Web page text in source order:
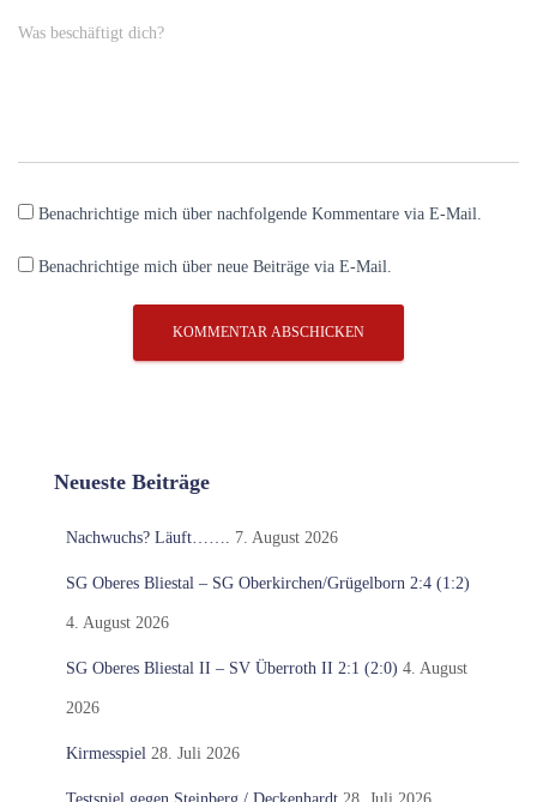
Was beschäftigt dich?
Benachrichtige mich über nachfolgende Kommentare via E-Mail.
Benachrichtige mich über neue Beiträge via E-Mail.
Neueste Beiträge
Nachwuchs? Läuft……. 7. August 2026
SG Oberes Bliestal – SG Oberkirchen/Grügelborn 2:4 (1:2)
4. August 2026
SG Oberes Bliestal II – SV Überroth II 2:1 (2:0) 4. August
2026
Kirmesspiel 28. Juli 2026